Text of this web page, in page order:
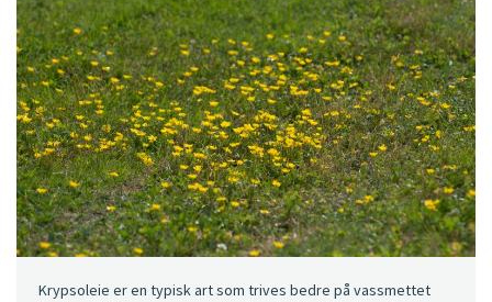
Krypsoleie er en typisk art som trives bedre på vassmettet